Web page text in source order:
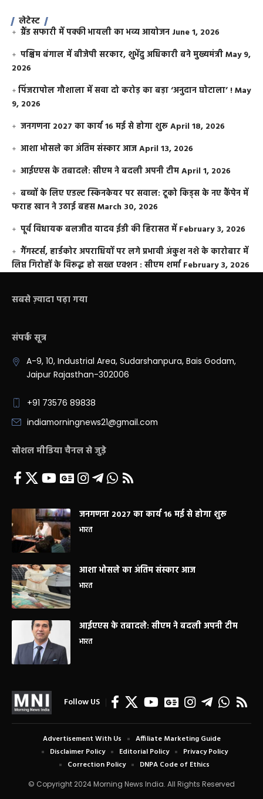
लेटेस्ट
ग्रैंड सफारी में पक्की भायली का भव्य आयोजन June 1, 2026
पश्चिम बंगाल में बीजेपी सरकार, शुभेंदु अधिकारी बने मुख्यमंत्रीMay 9,
2026
​पिंजरापोल गौशाला में सवा दो करोड़ का बड़ा ‘अनुदान घोटाला’ !May
9, 2026
जनगणना 2027 का कार्य 16 मई से होगा शुरूApril 18, 2026
आशा भोसले का अंतिम संस्कार आजApril 13, 2026
आईएएस के तबादले: सीएम ने बदली अपनी टीमApril 1, 2026
बच्चों के लिए एडल्ट स्किनकेयर पर सवाल: टूको किड्स के नए कैंपेन में
फराह खान ने उठाई बहसMarch 30, 2026
पूर्व विधायक बलजीत यादव ईडी की हिरासत में February 3, 2026
गैंगस्टर्स, हार्डकोर अपराधियों पर लगे प्रभावी अंकुश नशे के कारोबार में
लिप्त गिरोहों के विरूद्ध हो सख्त एक्शन : सीएम शर्मा February 3, 2026
सबसे ज़्यादा पढ़ा गया
संपर्क सूत्र
A-9, 10, Industrial Area, Sudarshanpura, Bais Godam,
Jaipur Rajasthan-302006
+91 73576 89838
indiamorningnews21@gmail.com
सोशल मीडिया चैनल से जुड़े
जनगणना 2027 का कार्य 16 मई से होगा शुरू
भारत
आशा भोसले का अंतिम संस्कार आज
भारत
आईएएस के तबादले: सीएम ने बदली अपनी टीम
भारत
Follow US
© Copyright 2024 Morning News India. All Rights Reserved
Advertisement With Us
Affiliate Marketing Guide
Disclaimer Policy
Editorial Policy
Privacy Policy
Correction Policy
DNPA Code of Ethics